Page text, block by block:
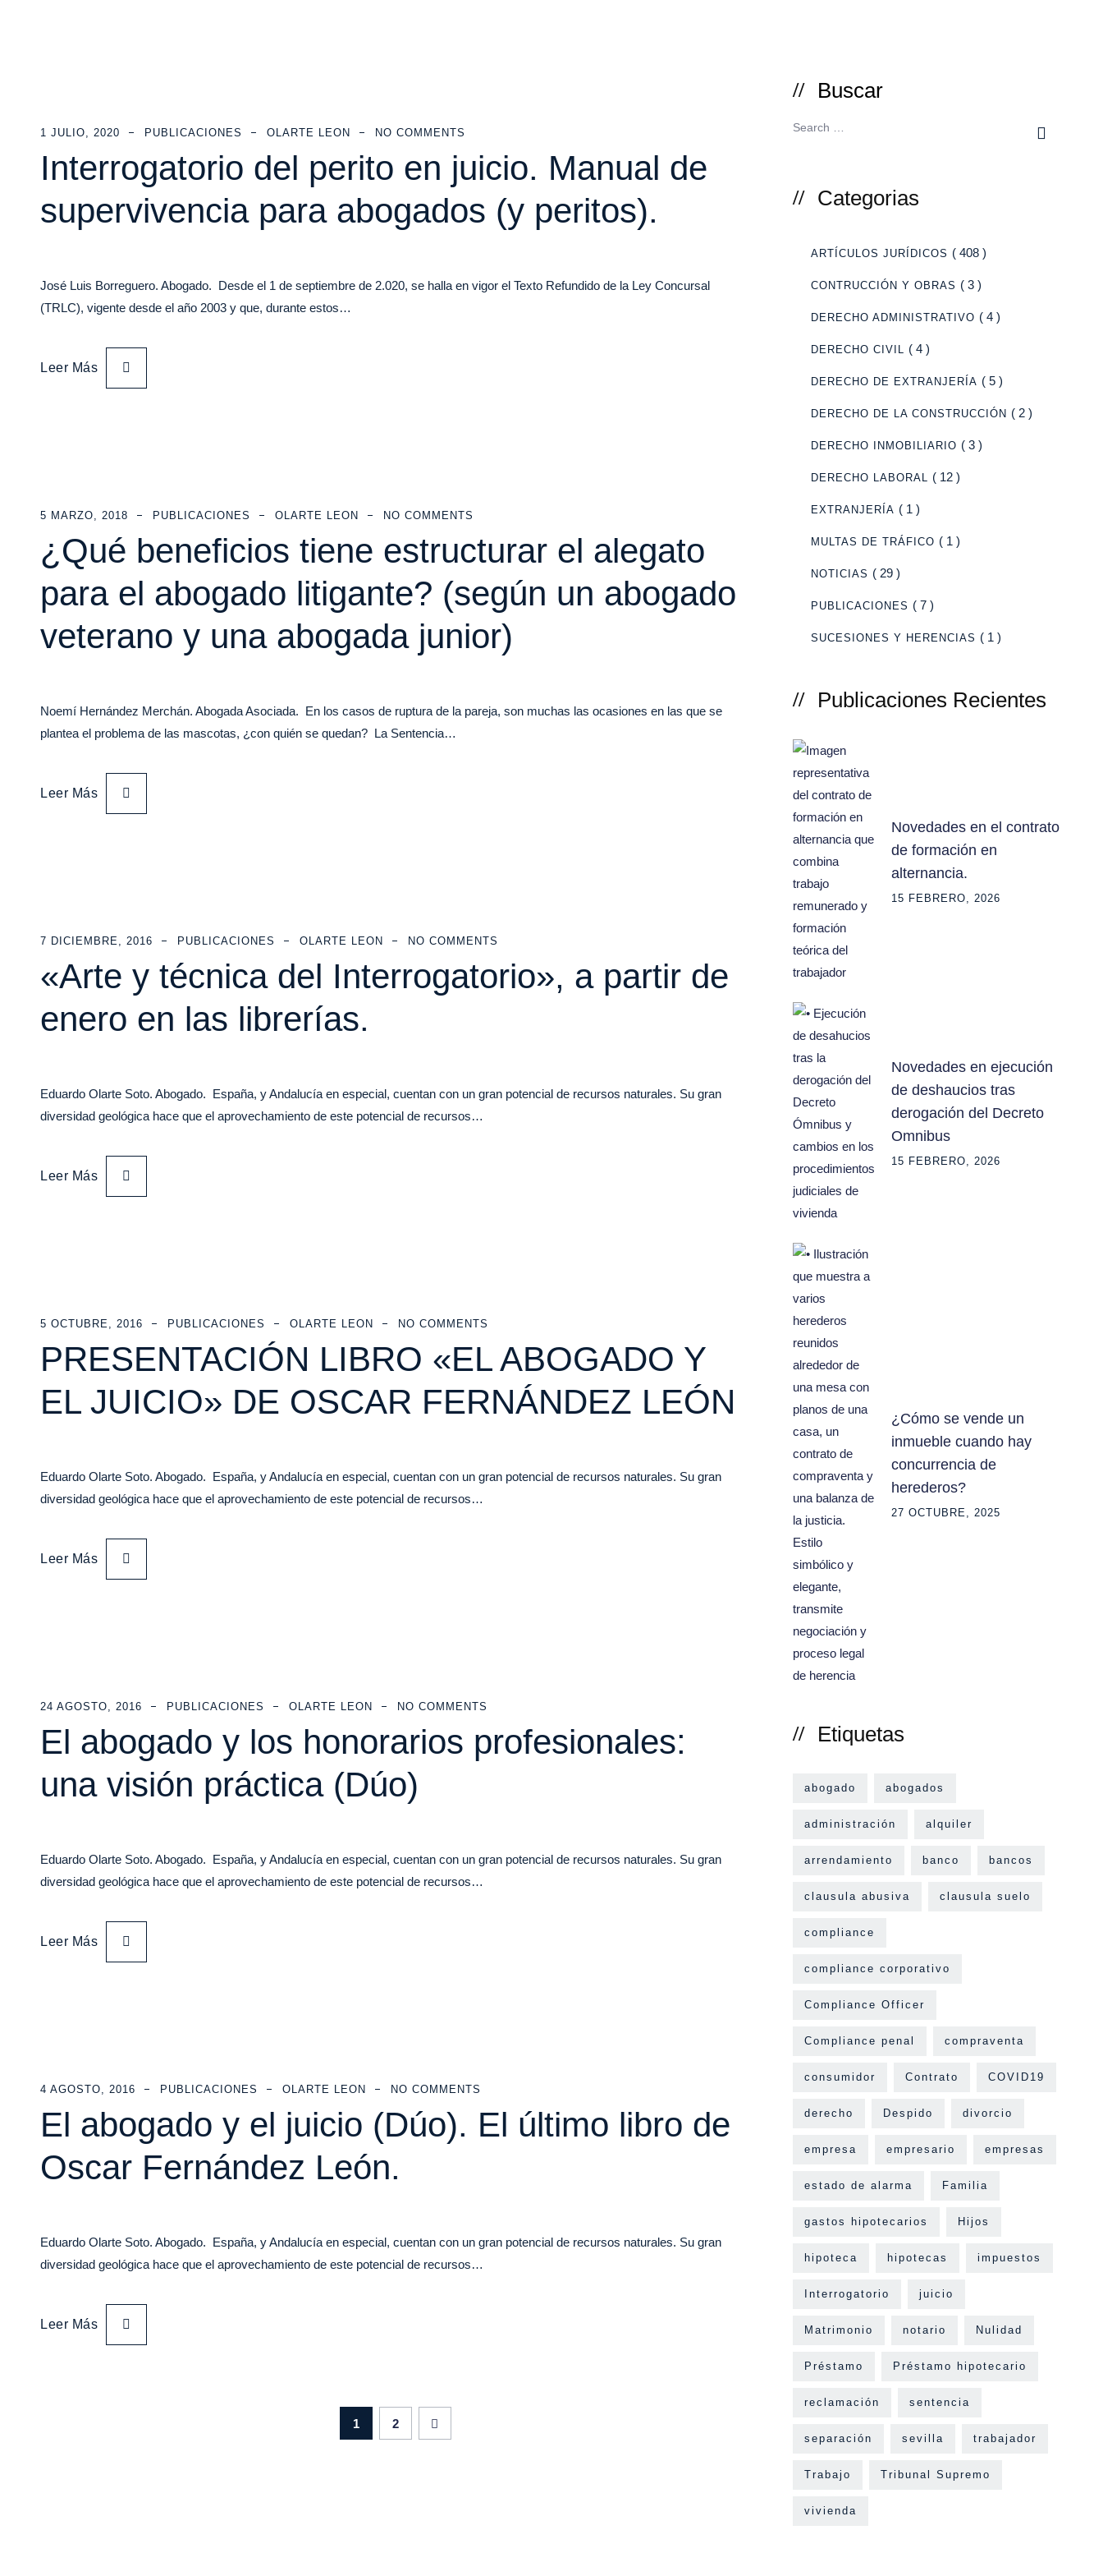
1 JULIO, 2020 PUBLICACIONES OLARTE LEON NO COMMENTS
Interrogatorio del perito en juicio. Manual de
supervivencia para abogados (y peritos).
José Luis Borreguero. Abogado. Desde el 1 de septiembre de 2.020, se halla en vigor el Texto Refundido de la Ley Concursal
(TRLC), vigente desde el año 2003 y que, durante estos…
Leer Más
5 MARZO, 2018 PUBLICACIONES OLARTE LEON NO COMMENTS
¿Qué beneficios tiene estructurar el alegato
para el abogado litigante? (según un abogado
veterano y una abogada junior)
Noemí Hernández Merchán. Abogada Asociada. En los casos de ruptura de la pareja, son muchas las ocasiones en las que se
plantea el problema de las mascotas, ¿con quién se quedan? La Sentencia…
Leer Más
7 DICIEMBRE, 2016 PUBLICACIONES OLARTE LEON NO COMMENTS
«Arte y técnica del Interrogatorio», a partir de
enero en las librerías.
Eduardo Olarte Soto. Abogado. España, y Andalucía en especial, cuentan con un gran potencial de recursos naturales. Su gran
diversidad geológica hace que el aprovechamiento de este potencial de recursos…
Leer Más
5 OCTUBRE, 2016 PUBLICACIONES OLARTE LEON NO COMMENTS
PRESENTACIÓN LIBRO «EL ABOGADO Y
EL JUICIO» DE OSCAR FERNÁNDEZ LEÓN
Eduardo Olarte Soto. Abogado. España, y Andalucía en especial, cuentan con un gran potencial de recursos naturales. Su gran
diversidad geológica hace que el aprovechamiento de este potencial de recursos…
Leer Más
24 AGOSTO, 2016 PUBLICACIONES OLARTE LEON NO COMMENTS
El abogado y los honorarios profesionales:
una visión práctica (Dúo)
Eduardo Olarte Soto. Abogado. España, y Andalucía en especial, cuentan con un gran potencial de recursos naturales. Su gran
diversidad geológica hace que el aprovechamiento de este potencial de recursos…
Leer Más
4 AGOSTO, 2016 PUBLICACIONES OLARTE LEON NO COMMENTS
El abogado y el juicio (Dúo). El último libro de
Oscar Fernández León.
Eduardo Olarte Soto. Abogado. España, y Andalucía en especial, cuentan con un gran potencial de recursos naturales. Su gran
diversidad geológica hace que el aprovechamiento de este potencial de recursos…
Leer Más
1 2
Buscar
Categorias
ARTÍCULOS JURÍDICOS ( 408 )
CONTRUCCIÓN Y OBRAS ( 3 )
DERECHO ADMINISTRATIVO ( 4 )
DERECHO CIVIL ( 4 )
DERECHO DE EXTRANJERÍA ( 5 )
DERECHO DE LA CONSTRUCCIÓN ( 2 )
DERECHO INMOBILIARIO ( 3 )
DERECHO LABORAL ( 12 )
EXTRANJERÍA ( 1 )
MULTAS DE TRÁFICO ( 1 )
NOTICIAS ( 29 )
PUBLICACIONES ( 7 )
SUCESIONES Y HERENCIAS ( 1 )
Publicaciones Recientes
Novedades en el contrato
de formación en
alternancia.
15 FEBRERO, 2026
Novedades en ejecución
de deshaucios tras
derogación del Decreto
Omnibus
15 FEBRERO, 2026
¿Cómo se vende un
inmueble cuando hay
concurrencia de
herederos?
27 OCTUBRE, 2025
Etiquetas
abogado abogados
administración alquiler
arrendamiento banco bancos
clausula abusiva clausula suelo
compliance
compliance corporativo
Compliance Officer
Compliance penal compraventa
consumidor Contrato COVID19
derecho Despido divorcio
empresa empresario empresas
estado de alarma Familia
gastos hipotecarios Hijos
hipoteca hipotecas impuestos
Interrogatorio juicio
Matrimonio notario Nulidad
Préstamo Préstamo hipotecario
reclamación sentencia
separación sevilla trabajador
Trabajo Tribunal Supremo
vivienda